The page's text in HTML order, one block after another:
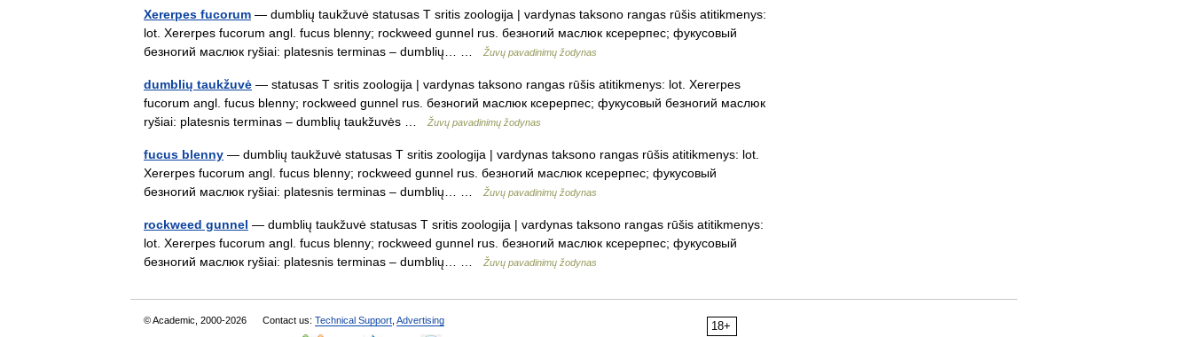
Xererpes fucorum — dumblių taukžuvė statusas T sritis zoologija | vardynas taksono rangas rūšis atitikmenys:
lot. Xererpes fucorum angl. fucus blenny; rockweed gunnel rus. безногий маслюк ксерерпес; фукусовый
безногий маслюк ryšiai: platesnis terminas – dumblių… …
Žuvų pavadinimų žodynas
dumblių taukžuvė — statusas T sritis zoologija | vardynas taksono rangas rūšis atitikmenys: lot. Xererpes
fucorum angl. fucus blenny; rockweed gunnel rus. безногий маслюк ксерерпес; фукусовый безногий маслюк
ryšiai: platesnis terminas – dumblių taukžuvės …
Žuvų pavadinimų žodynas
fucus blenny — dumblių taukžuvė statusas T sritis zoologija | vardynas taksono rangas rūšis atitikmenys: lot.
Xererpes fucorum angl. fucus blenny; rockweed gunnel rus. безногий маслюк ксерерпес; фукусовый
безногий маслюк ryšiai: platesnis terminas – dumblių… …
Žuvų pavadinimų žodynas
rockweed gunnel — dumblių taukžuvė statusas T sritis zoologija | vardynas taksono rangas rūšis atitikmenys:
lot. Xererpes fucorum angl. fucus blenny; rockweed gunnel rus. безногий маслюк ксерерпес; фукусовый
безногий маслюк ryšiai: platesnis terminas – dumblių… …
Žuvų pavadinimų žodynas
18+
© Academic, 2000-2026 Contact us: Technical Support Advertising